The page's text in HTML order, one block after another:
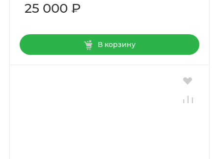
25 000 ₽
В корзину